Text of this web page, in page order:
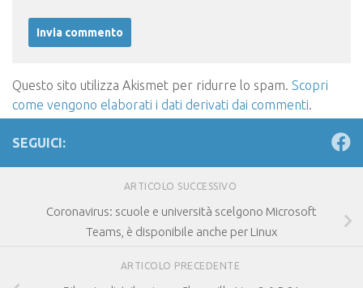
Questo sito utilizza Akismet per ridurre lo spam. Scopri
come vengono elaborati i dati derivati dai commenti.
SEGUICI:
ARTICOLO SUCCESSIVO
Coronavirus: scuole e università scelgono Microsoft
Teams, è disponibile anche per Linux
ARTICOLO PRECEDENTE